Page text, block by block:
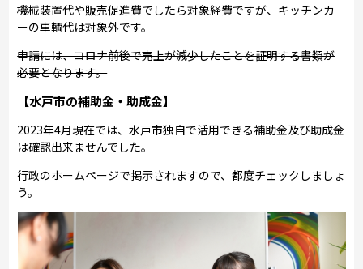
機械装置代や販売促進費でしたら対象経費ですが、キッチンカ
ーの車輌代は対象外です。
申請には、コロナ前後で売上が減少したことを証明する書類が
必要となります。
【水戸市の補助金・助成金】
2023年4月現在では、水戸市独自で活用できる補助金及び助成金
は確認出来ませんでした。
行政のホームページで掲示されますので、都度チェックしましょ
う。